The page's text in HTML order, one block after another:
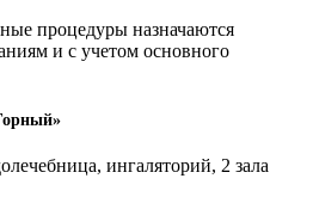
процедуры назначаются
и с учетом основного
ингаляторий, 2 зала